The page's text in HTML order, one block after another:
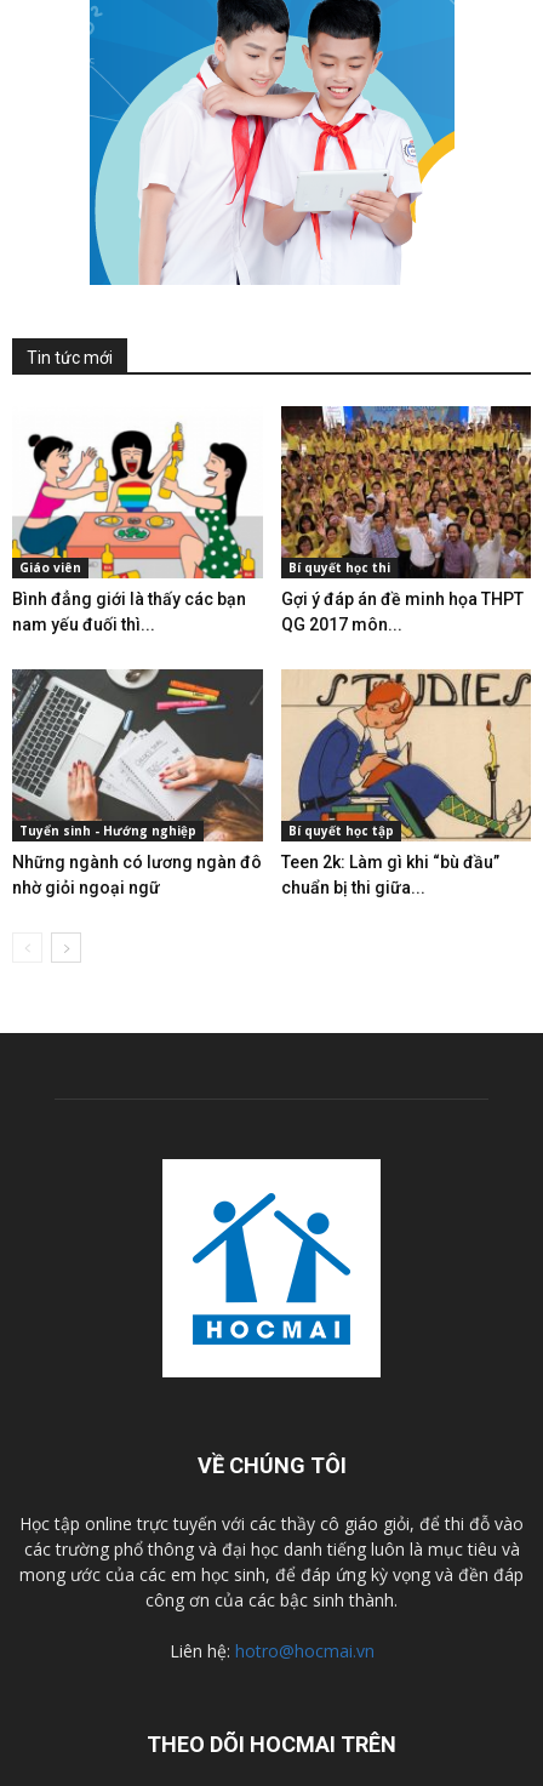
Tin tức mới
Giáo viên
Bình đẳng giới là thấy các bạn
nam yếu đuối thì...
Bí quyết học thi
Gợi ý đáp án đề minh họa THPT
QG 2017 môn...
Tuyển sinh - Hướng nghiệp
Những ngành có lương ngàn đô
nhờ giỏi ngoại ngữ
Bí quyết học tập
Teen 2k: Làm gì khi “bù đầu”
chuẩn bị thi giữa...
VỀ CHÚNG TÔI
Học tập online trực tuyến với các thầy cô giáo giỏi, để thi đỗ vào
các trường phổ thông và đại học danh tiếng luôn là mục tiêu và
mong ước của các em học sinh, để đáp ứng kỳ vọng và đền đáp
công ơn của các bậc sinh thành.
Liên hệ: hotro@hocmai.vn
THEO DÕI HOCMAI TRÊN